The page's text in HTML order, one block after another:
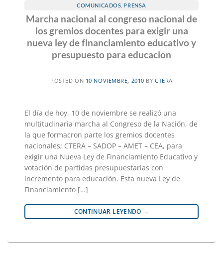
COMUNICADOS ,PRENSA
Marcha nacional al congreso nacional de
los gremios docentes para exigir una
nueva ley de financiamiento educativo y
presupuesto para educacion
POSTED ON 10 NOVIEMBRE, 2010 BYCTERA
El día de hoy, 10 de noviembre se realizó una
multitudinaria marcha al Congreso de la Nación, de
la que formacron parte los gremios docentes
nacionales; CTERA – SADOP – AMET – CEA, para
exigir una Nueva Ley de Financiamiento Educativo y
votación de partidas presupuestarias con
incremento para educación. Esta nueva Ley de
Financiamiento […]
CONTINUAR LEYENDO →